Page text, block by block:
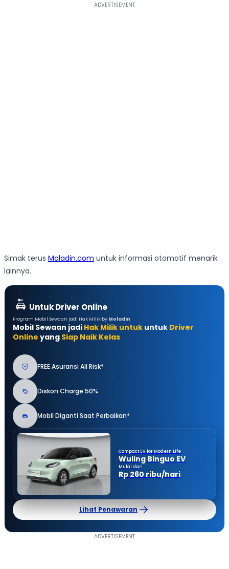
Simak terus Moladin.com untuk informasi otomotif menarik
lainnya.
Untuk Driver Online
Program Mobil Sewaan jadi Hak Milik by Moladin
Mobil Sewaan jadi Hak Milik untuk untuk Driver
Online yang Siap Naik Kelas
FREE Asuransi All Risk*
Diskon Charge 50%
Mobil Diganti Saat Perbaikan*
Compact EV for Modern Life
Wuling Binguo EV
Mulai dari
Rp 260 ribu/hari
Lihat Penawaran